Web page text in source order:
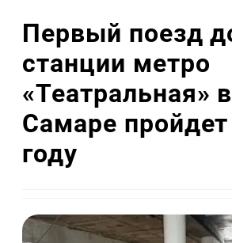
Первый поезд
станции метро
«Театральная» в
Самаре
году